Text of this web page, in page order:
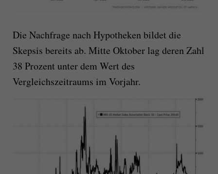
Die Nachfrage nach Hypotheken bildet die
Skepsis bereits ab. Mitte Oktober lag deren Zahl
38 Prozent unter dem Wert des
Vergleichszeitraums im Vorjahr.